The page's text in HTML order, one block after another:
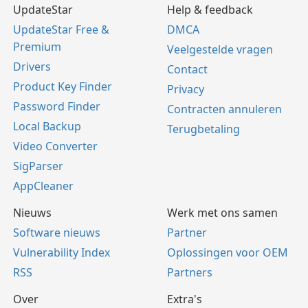
UpdateStar
UpdateStar Free &
Premium
Drivers
Product Key Finder
Password Finder
Local Backup
Video Converter
SigParser
AppCleaner
Help & feedback
DMCA
Veelgestelde vragen
Contact
Privacy
Contracten annuleren
Terugbetaling
Nieuws
Software nieuws
Vulnerability Index
RSS
Werk met ons samen
Partner
Oplossingen voor OEM
Partners
Over
Extra's